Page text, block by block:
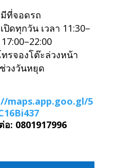
ที่จอดรถ
ปิดทุกวัน เวลา 11:30–
รจองโต๊ะล่วงหน้า
วงวันหยุด
maps.app.goo.gl/5
อ: 0801917996